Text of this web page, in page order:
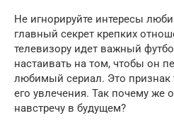
Не игнорируйте интересы
главный секрет крепких
телевизору идет важный
настаивать на том, чтобы он
любимый сериал. Это признак
его увлечения. Так почему же
навстречу в будущем?